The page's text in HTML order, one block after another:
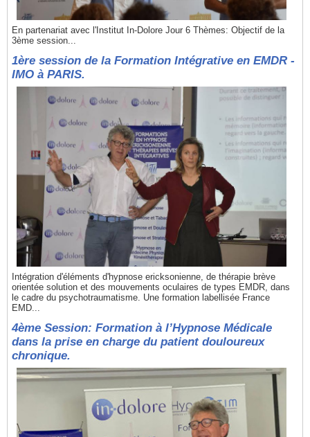
En partenariat avec l'Institut In-Dolore Jour 6 Thèmes: Objectif de la
3ème session...
1ère session de la Formation Intégrative en EMDR -
IMO à PARIS.
Intégration d'éléments d'hypnose ericksonienne, de thérapie brève
orientée solution et des mouvements oculaires de types EMDR, dans
le cadre du psychotraumatisme. Une formation labellisée France
EMD...
4ème Session: Formation à l’Hypnose Médicale
dans la prise en charge du patient douloureux
chronique.